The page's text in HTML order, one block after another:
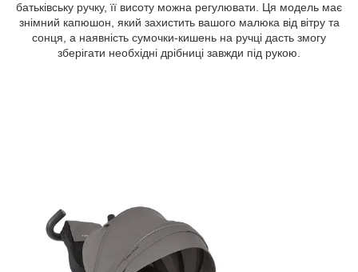
батьківську ручку, її висоту можна регулювати. Ця модель має
знімний капюшон, який захистить вашого малюка від вітру та
сонця, а наявність сумочки-кишень на ручці дасть змогу
зберігати необхідні дрібниці завжди під рукою.